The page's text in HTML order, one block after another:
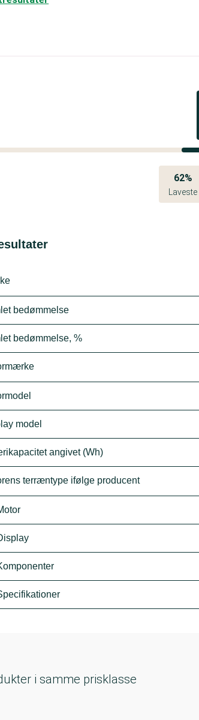
62%
Laveste
bedømmelse
bedømmelse, %
model
angivet (Wh)
terræntype ifølge producent
i samme prisklasse